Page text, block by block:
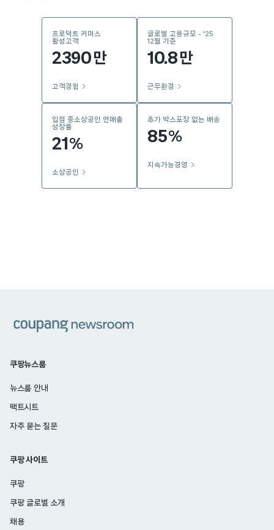
프로덕트 커머스
활성고객
2390만
고객경험
글로벌 고용규모 - '25
12월 기준
10.8만
근무환경
입점 중소상공인 연매출
성장률
21 %
소상공인
추가 박스포장 없는 배송
85%
지속가능경영
쿠팡뉴스룸
뉴스룸 안내
팩트시트
자주 묻는 질문
쿠팡 사이트
쿠팡
쿠팡 글로벌 소개
채용